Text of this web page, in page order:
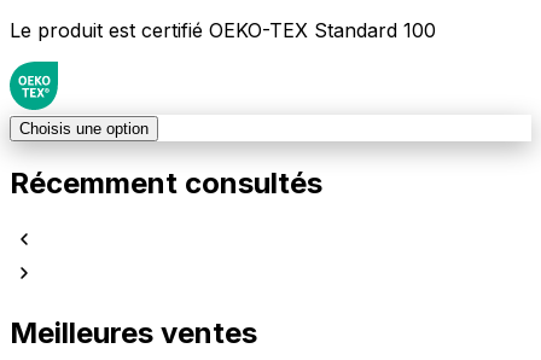
Le produit est certifié OEKO-TEX Standard 100
Choisis une option
Récemment consultés
Meilleures ventes